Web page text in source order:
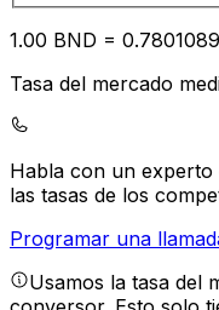
1.00 BND = 0.78
Tasa del mercado
Habla con un experto
las tasas de los
Programar una
Usamos la tasa del